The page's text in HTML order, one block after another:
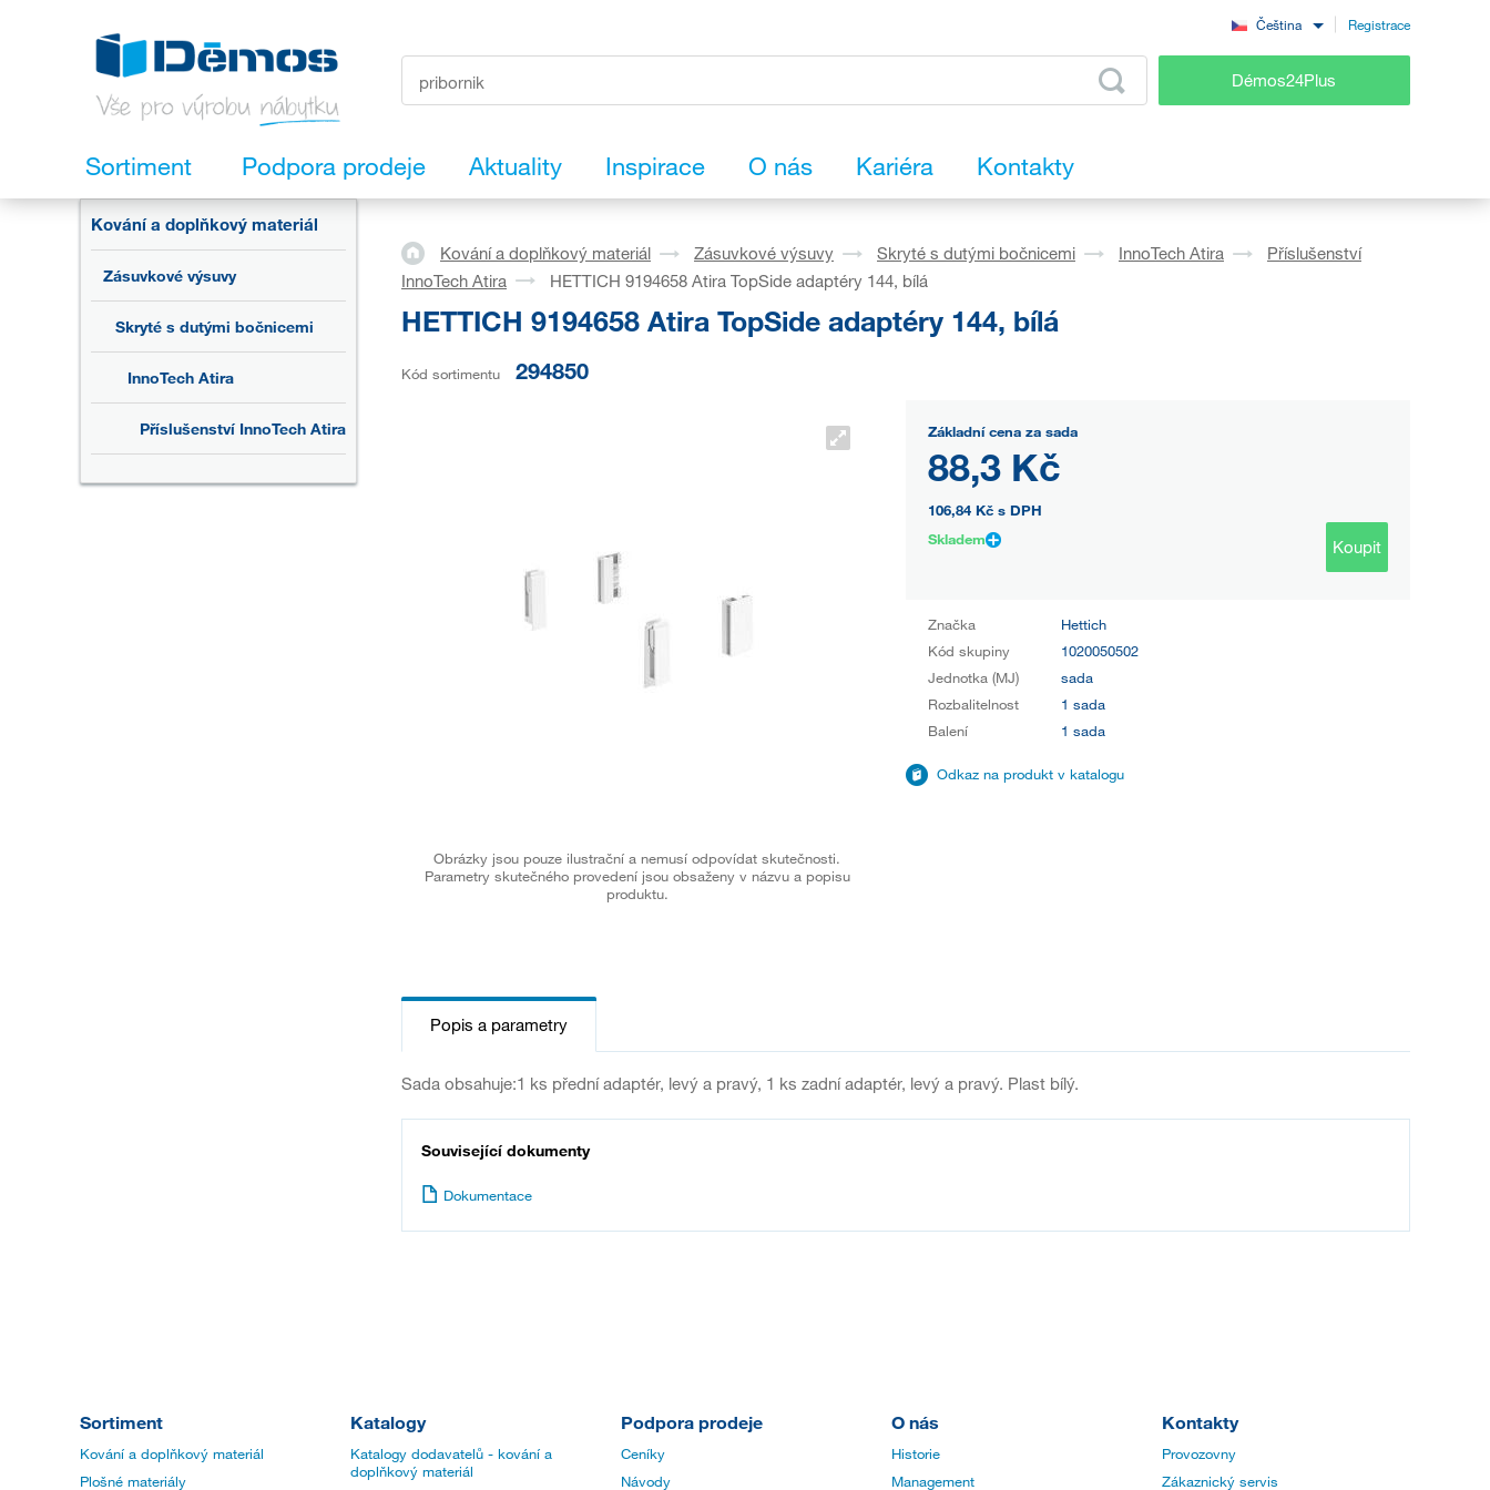
Čeština Registrace
Démos24Plus
Sortiment Podpora prodeje Aktuality Inspirace O nás Kariéra Kontakty
Kování a doplňkový materiál
Zásuvkové výsuvy
Skryté s dutými bočnicemi
InnoTech Atira
Příslušenství InnoTech Atira
Kování a doplňkový materiál Zásuvkové výsuvy Skryté s dutými bočnicemi InnoTech Atira
Příslušenství
InnoTech Atira
HETTICH 9194658 Atira TopSide adaptéry 144, bílá
HETTICH 9194658 Atira TopSide adaptéry 144, bílá
Kód sortimentu 294850
Obrázky jsou pouze ilustrační a nemusí odpovídat skutečnosti.
Parametry skutečného provedení jsou obsaženy v názvu a popisu
produktu.
Základní cena za sada
88,3 Kč
106,84 Kč s DPH
Skladem
Koupit
Značka
Hettich
Kód skupiny
1020050502
Jednotka (MJ)
sada
Rozbalitelnost
1 sada
Balení
1 sada
Odkaz na produkt v katalogu
Popis a parametry
Sada obsahuje:1 ks přední adaptér, levý a pravý, 1 ks zadní adaptér, levý a pravý. Plast bílý.
Související dokumenty
Dokumentace
Sortiment
Kování a doplňkový materiál
Plošné materiály
Katalogy
Katalogy dodavatelů - kování a
doplňkový materiál
Podpora prodeje
Ceníky
Návody
O nás
Historie
Management
Kontakty
Provozovny
Zákaznický servis